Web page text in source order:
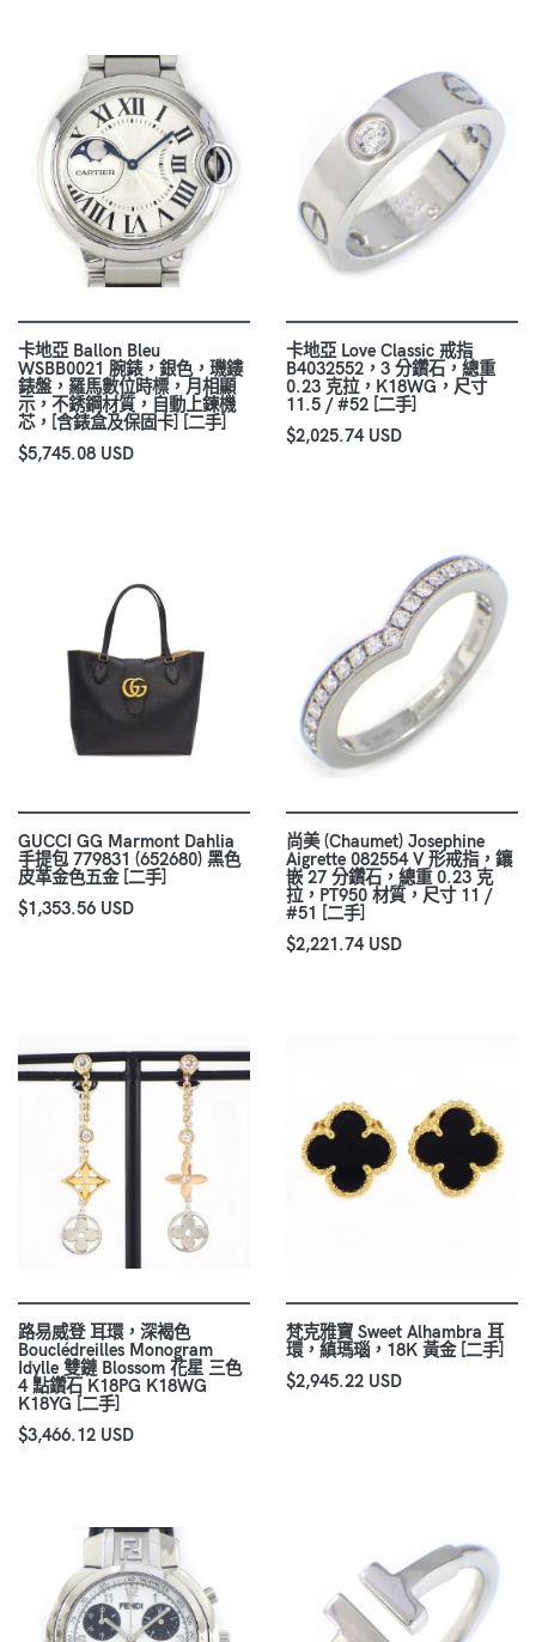
卡地亞 Ballon Bleu
WSBB0021 腕錶，銀色，璣鏤
錶盤，羅馬數位時標，月相顯
示，不銹鋼材質，自動上鍊機
芯，[含錶盒及保固卡] [二手]
$5,745.08 USD
卡地亞 Love Classic 戒指
B4032552，3 分鑽石，總重
0.23 克拉，K18WG，尺寸
11.5 / #52 [二手]
$2,025.74 USD
GUCCI GG Marmont Dahlia
手提包 779831 (652680) 黑色
皮革金色五金 [二手]
$1,353.56 USD
尚美 (Chaumet) Josephine
Aigrette 082554 V 形戒指，鑲
嵌 27 分鑽石，總重 0.23 克
拉，PT950 材質，尺寸 11 /
#51 [二手]
$2,221.74 USD
路易威登 耳環，深褐色
Bouclédreilles Monogram
Idylle 雙鏈 Blossom 花星 三色
4 點鑽石 K18PG K18WG
K18YG [二手]
$3,466.12 USD
梵克雅寶 Sweet Alhambra 耳
環，縝瑪瑙，18K 黃金 [二手]
$2,945.22 USD